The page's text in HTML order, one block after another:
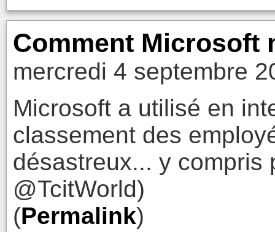
Comment Microsoft
mercredi 4 septembre
Microsoft a utilisé en
classement des
désastreux... y compris
@TcitWorld)
(Permalink)